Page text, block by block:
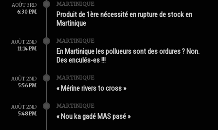
AOÛT 3RD
6:30 PM
MARTINIQUE
Produit de 1ère nécessité en rupture de stock en
Martinique
AOÛT 2ND
11:14 PM
MARTINIQUE
En Martinique les pollueurs sont des ordures ? Non.
Des enculés-es !!!
AOÛT 2ND
5:56 PM
MARTINIQUE
« Mérine rivers to cross »
AOÛT 2ND
5:48 PM
MARTINIQUE
« Nou ka gadé MAS pasé »